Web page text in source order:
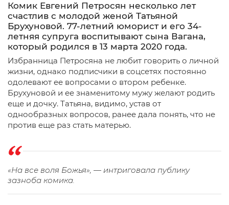
Комик Евгений Петросян несколько лет
счастлив с молодой женой Татьяной
Брухуновой. 77-летний юморист и его 34-
летняя супруга воспитывают сына Вагана,
который родился в 13 марта 2020 года.
Избранница Петросяна не любит говорить о личной
жизни, однако подписчики в соцсетях постоянно
одолевают ее вопросами о втором ребенке.
Брухуновой и ее знаменитому мужу желают родить
еще и дочку. Татьяна, видимо, устав от
однообразных вопросов, ранее дала понять, что не
против еще раз стать матерью.
«На все воля Божья», — интриговала публику
зазноба комика.